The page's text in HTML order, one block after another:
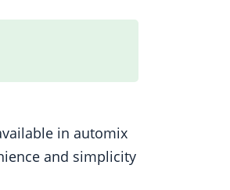
in automix
and simplicity